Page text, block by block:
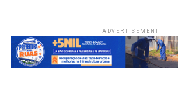
ADVERTISEMENT